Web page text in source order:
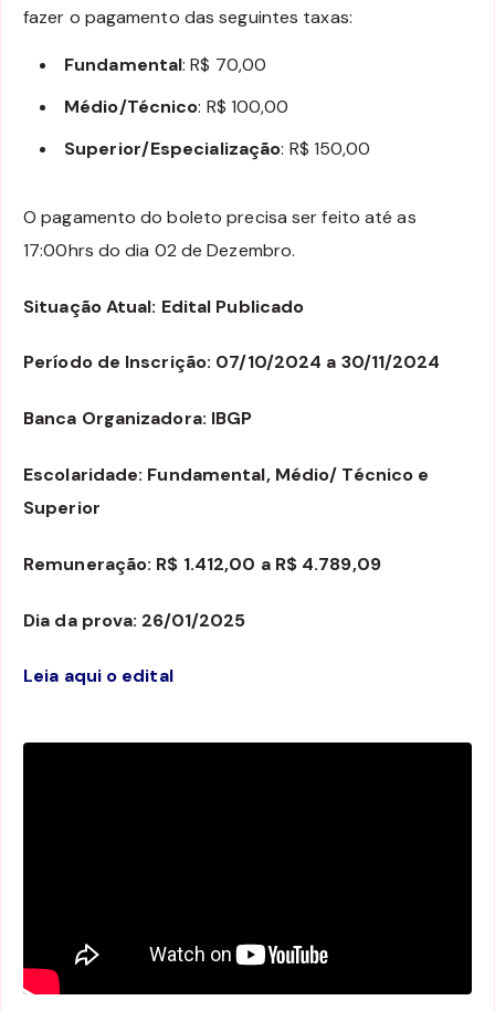
fazer o pagamento das seguintes taxas:
Fundamental: R$ 70,00
Médio/Técnico: R$ 100,00
Superior/Especialização: R$ 150,00
O pagamento do boleto precisa ser feito até as
17:00hrs do dia 02 de Dezembro.
Situação Atual: Edital Publicado
Período de Inscrição: 07/10/2024 a 30/11/2024
Banca Organizadora: IBGP
Escolaridade: Fundamental, Médio/ Técnico e
Superior
Remuneração: R$ 1.412,00 a R$ 4.789,09
Dia da prova: 26/01/2025
Leia aqui o edital